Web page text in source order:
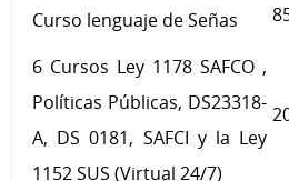
Curso lenguaje de Señas
6 Cursos Ley 1178 SAFCO ,
Políticas Públicas, DS23318-
A, DS 0181, SAFCI y la Ley
1152 SUS (Virtual 24/7)